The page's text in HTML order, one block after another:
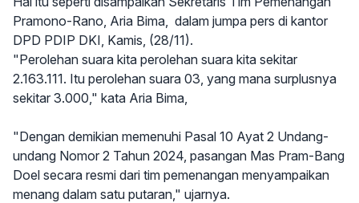
Pramono-Rano, Aria Bima, dalam jumpa pers di kantor
DPD PDIP DKI, Kamis, (28/11).
"Perolehan suara kita perolehan suara kita sekitar
2.163.111. Itu perolehan suara 03, yang mana surplusnya
sekitar 3.000," kata Aria Bima,
"Dengan demikian memenuhi Pasal 10 Ayat 2 Undang-
undang Nomor 2 Tahun 2024, pasangan Mas Pram-Bang
Doel secara resmi dari tim pemenangan menyampaikan
menang dalam satu putaran," ujarnya.